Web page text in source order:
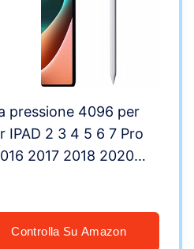
pressione 4096 per
IPAD 2 3 4 5 6 7 Pro
2017 2018 2020
4 5 Penne tavoletta
Controlla Su Amazon